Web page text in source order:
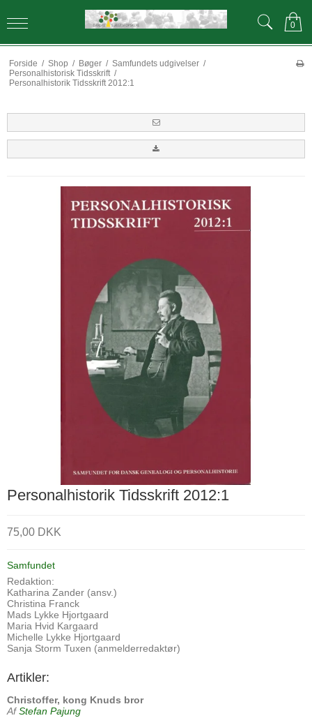
0
Forside / Shop / Bøger / Samfundets udgivelser /
Personalhistorisk Tidsskrift /
Personalhistorik Tidsskrift 2012:1
Personalhistorik Tidsskrift 2012:1
75,00 DKK
Samfundet
Redaktion:
Katharina Zander (ansv.)
Christina Franck
Mads Lykke Hjortgaard
Maria Hvid Kargaard
Michelle Lykke Hjortgaard
Sanja Storm Tuxen (anmelderredaktør)
Artikler:
Christoffer, kong Knuds bror
AfStefan Pajung